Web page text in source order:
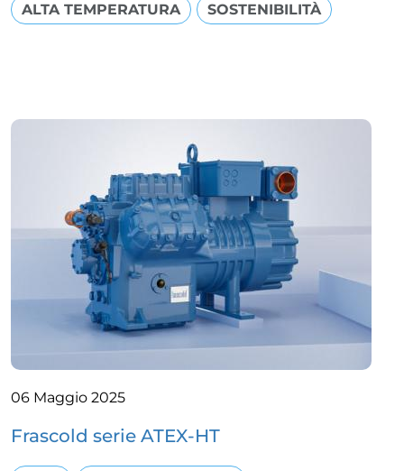
ALTA TEMPERATURA SOSTENIBILITÀ
06 Maggio 2025
Frascold serie ATEX-HT